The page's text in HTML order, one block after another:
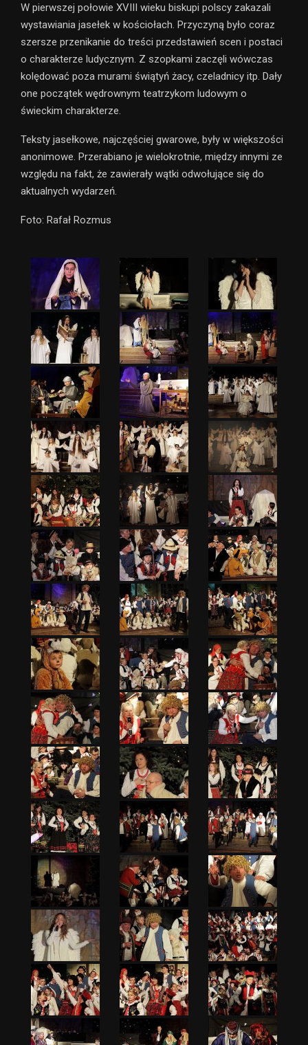
W pierwszej połowie XVIII wieku biskupi polscy zakazali
wystawiania jasełek w kościołach. Przyczyną było coraz
szersze przenikanie do treści przedstawień scen i postaci
o charakterze ludycznym. Z szopkami zaczęli wówczas
kolędować poza murami świątyń żacy, czeladnicy itp. Dały
one początek wędrownym teatrzykom ludowym o
świeckim charakterze.
Teksty jasełkowe, najczęściej gwarowe, były w większości
anonimowe. Przerabiano je wielokrotnie, między innymi ze
względu na fakt, że zawierały wątki odwołujące się do
aktualnych wydarzeń.
Foto: Rafał Rozmus